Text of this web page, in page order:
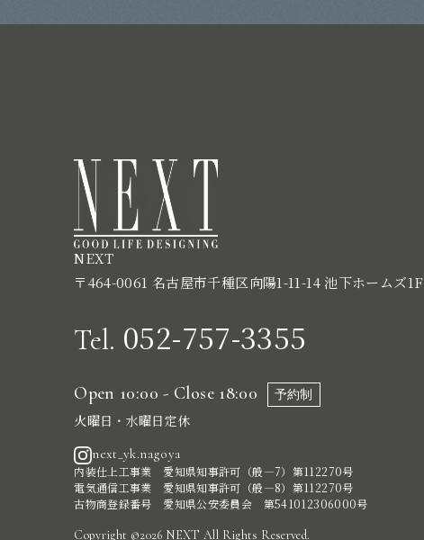
NEXT
〒464-0061 名古屋市千種区向陽1-11-14 池下ホームズ1F
Tel. 052-757-3355
Open 10:00 - Close 18:00 予約制
火曜日・水曜日定休
next_yk.nagoya
内装仕上工事業 愛知県知事許可（般―7）第112270号
電気通信工事業 愛知県知事許可（般―8）第112270号
古物商登録番号 愛知県公安委員会 第541012306000号
Copyright ©2026 NEXT All Rights Reserved.